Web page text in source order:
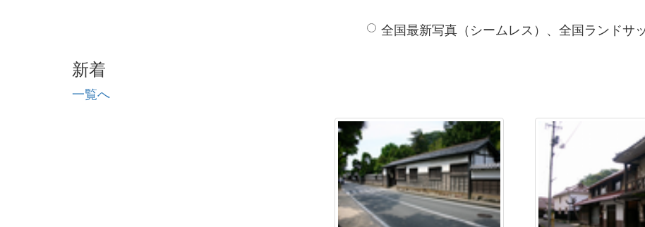
全国最新写真（シームレス）、全国ランドサ
新着
一覧へ